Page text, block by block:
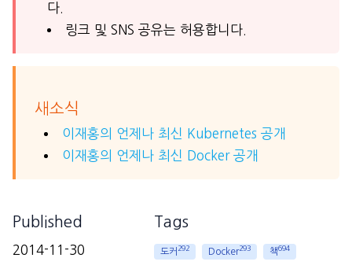
다.
링크 및 SNS 공유는 허용합니다.
새소식
이재홍의 언제나 최신 Kubernetes 공개
이재홍의 언제나 최신 Docker 공개
Published
2014-11-30
Tags
도커 292 Docker293 책694